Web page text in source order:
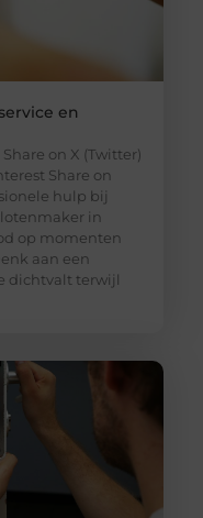
en
on X (Twitter)
Share on
hulp bij
in
op momenten
aan een
dichtvalt terwijl